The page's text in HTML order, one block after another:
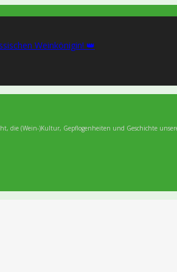
Weinkönigin! 👑
die (Wein-)Kultur, Gepflogenheiten und Geschichte